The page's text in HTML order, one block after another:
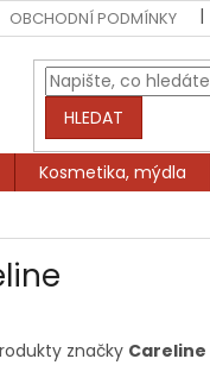
OBCHODNÍ PODMÍNKY
HLEDAT
Kosmetika, mýdla
značky Careline